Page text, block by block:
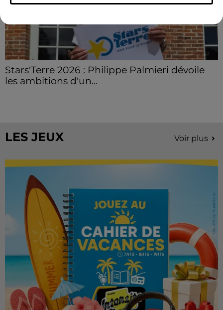
Stars'Terre 2026 : Philippe Palmieri dévoile
les ambitions d'un...
LES JEUX Voir plus